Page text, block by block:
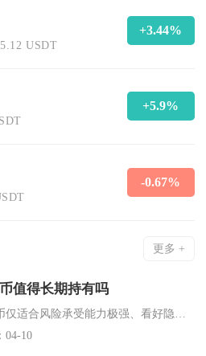
USDT
+3.44%
+5.9%
-0.67%
更多 +
值得长期持有吗
达世币仅适合风险承受能力极强、看好隐私支付赛道且能长期持有的小众投资者，普通投资者长期持有
04-10